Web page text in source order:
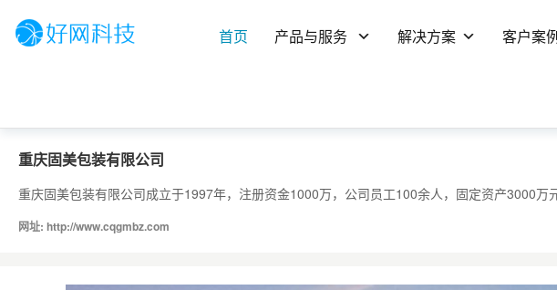
首页 产品与服务 解决方案 客户案
重庆固美包装有限公司
重庆固美包装有限公司成立于1997年，注册资金1000万，公司员工100余人，固定资产3000
网址: http://www.cqgmbz.com